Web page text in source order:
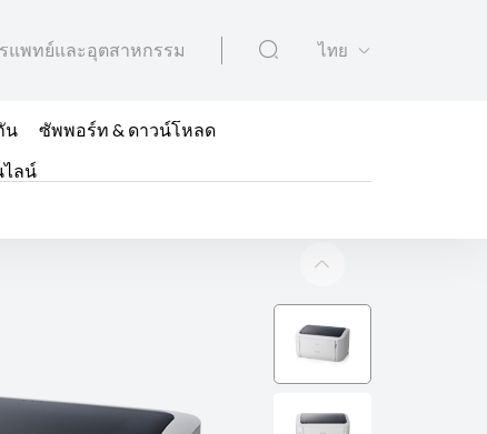
แพทย์และอุตสาหกรรม ไทย
น
ซัพพอร์ท & ดาวน์โหลด
ไลน์